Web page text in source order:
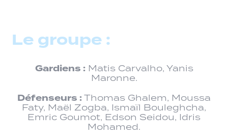
Le groupe :
Gardiens :Matis Carvalho, Yanis
Maronne.
Défenseurs :Thomas Ghalem, Moussa
Faty, Maël Zogba, Ismaïl Bouleghcha,
Emric Goumot, Edson Seidou, Idris
Mohamed.